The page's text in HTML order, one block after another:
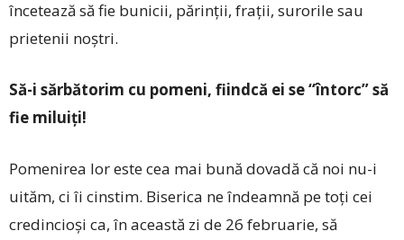
încetează să fie bunicii, părinții, frații, surorile sau
prietenii noștri.
Să-i sărbătorim cu pomeni, fiindcă ei se “întorc” să
fie miluiți!
Pomenirea lor este cea mai bună dovadă că noi nu-i
uităm, ci îi cinstim. Biserica ne îndeamnă pe toți cei
credincioși ca, în această zi de 26 februarie, să